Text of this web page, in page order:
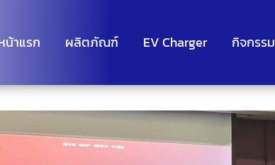
น้าแรก ผลิตภัณฑ์ EV Charger กิจกรรม